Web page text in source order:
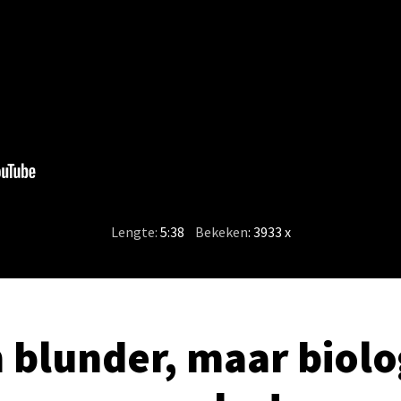
Lengte: 5:38 Bekeken: 3933 x
blunder, maar